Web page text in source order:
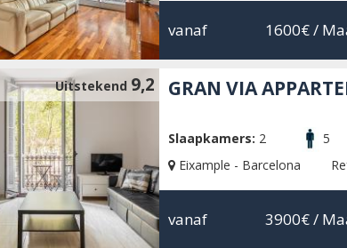
vanaf 1600€/
Uitstekend 9,2 GRAN VIA
Slaapkamers: 2 5
Eixample - Barcelona
vanaf 3900€/